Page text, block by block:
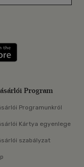
meg: Google
Program
Programunkról
Kártya egyenlege
szabályzat